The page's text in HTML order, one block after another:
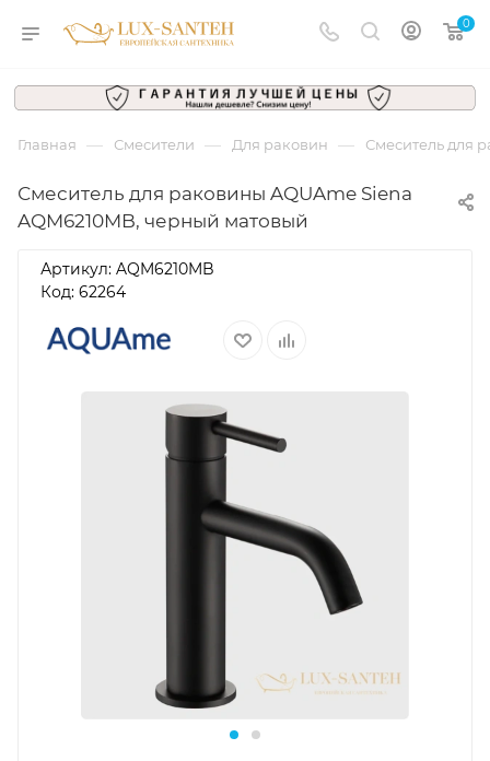
0
Главная — Смесители — Для раковин — Смеситель для
Смеситель для раковины AQUAme Siena
AQM6210MB, черный матовый
Артикул: AQM6210MB
Код: 62264